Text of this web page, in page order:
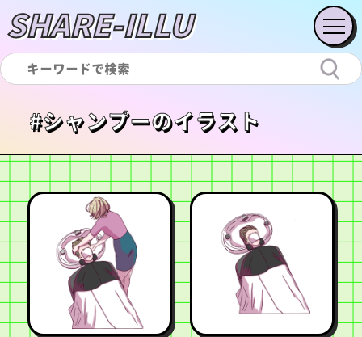
SHARE-ILLU
#シャンプーのイラスト